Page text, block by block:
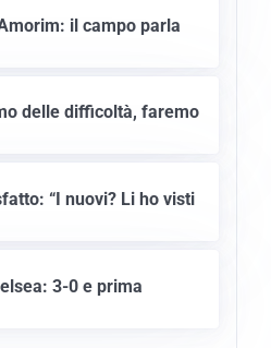
il campo parla
delle difficoltà, faremo
“I nuovi? Li ho visti
3-0 e prima